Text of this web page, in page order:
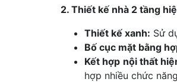
2. Thiết kế nhà 2 tầng
Thiết kế xanh: Sử
Bố cục mặt bằng
Kết hợp nội thất
hợp nhiều chức